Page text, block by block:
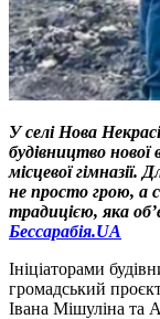
У селі Нова
будівництво
місцевої
не просто грою,
традицією, яка
Бессарабія.UA
Ініціаторами
громадський
Івана Мішуліна та